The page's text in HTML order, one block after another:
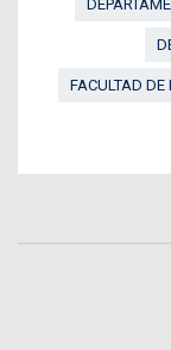
FACULTAD DE